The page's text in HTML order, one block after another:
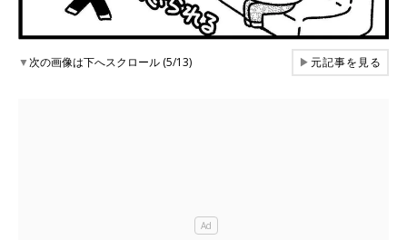
▼次の画像は下へスクロール (5/13) ▶元記事を見る